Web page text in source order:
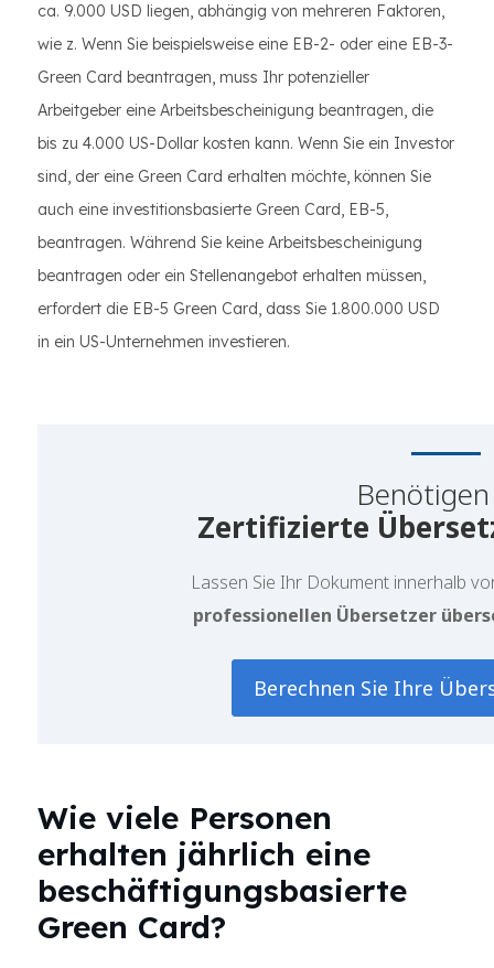
ca. 9.000 USD liegen, abhängig von mehreren Faktoren,
wie z. Wenn Sie beispielsweise eine EB-2- oder eine EB-3-
Green Card beantragen, muss Ihr potenzieller
Arbeitgeber eine Arbeitsbescheinigung beantragen, die
bis zu 4.000 US-Dollar kosten kann. Wenn Sie ein Investor
sind, der eine Green Card erhalten möchte, können Sie
auch eine investitionsbasierte Green Card, EB-5,
beantragen. Während Sie keine Arbeitsbescheinigung
beantragen oder ein Stellenangebot erhalten müssen,
erfordert die EB-5 Green Card, dass Sie 1.800.000 USD
in ein US-Unternehmen investieren.
Zertifizierte
Lassen Sie Ihr Dokument innerhalb
professionellen Übersetzer
Berechnen Sie Ihre
Wie viele Personen
erhalten jährlich eine
beschäftigungsbasierte
Green Card?